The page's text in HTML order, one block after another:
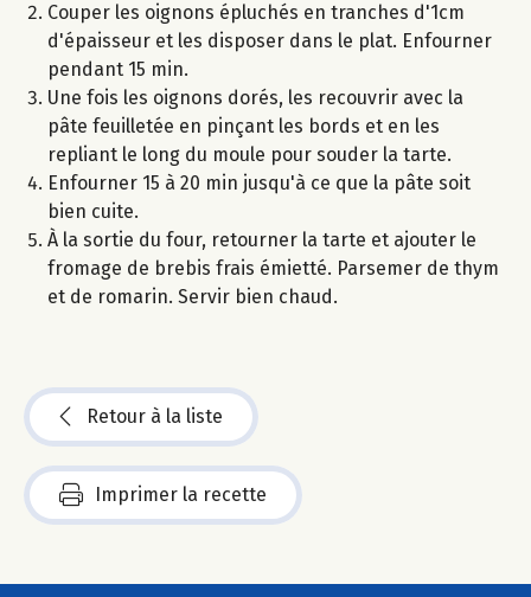
Couper les oignons épluchés en tranches d'1cm
d'épaisseur et les disposer dans le plat. Enfourner
pendant 15 min.
Une fois les oignons dorés, les recouvrir avec la
pâte feuilletée en pinçant les bords et en les
repliant le long du moule pour souder la tarte.
Enfourner 15 à 20 min jusqu'à ce que la pâte soit
bien cuite.
À la sortie du four, retourner la tarte et ajouter le
fromage de brebis frais émietté. Parsemer de thym
et de romarin. Servir bien chaud.
Retour à la liste
Imprimer la recette